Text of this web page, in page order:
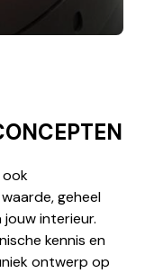
ook
geheel
jouw interieur.
kennis en
ontwerp op